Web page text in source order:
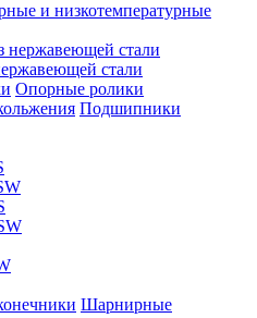
и низкотемпературные
стали
Опорные ролики
Подшипники
Шарнирные